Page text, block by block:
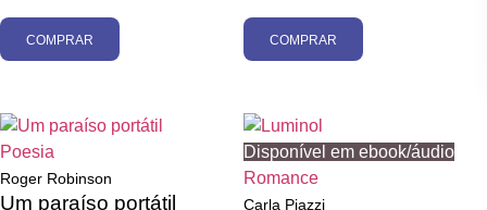
COMPRAR COMPRAR
Poesia
Roger Robinson
Um paraíso portátil
Disponível em ebook/áudio
Romance
Carla Piazzi